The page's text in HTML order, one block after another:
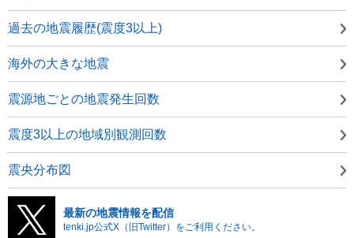
過去の地震履歴(震度3以上)
海外の大きな地震
震源地ごとの地震発生回数
震度3以上の地域別観測回数
震央分布図
最新の地震情報を配信
tenki.jp公式X（旧Twitter）をご利用ください。